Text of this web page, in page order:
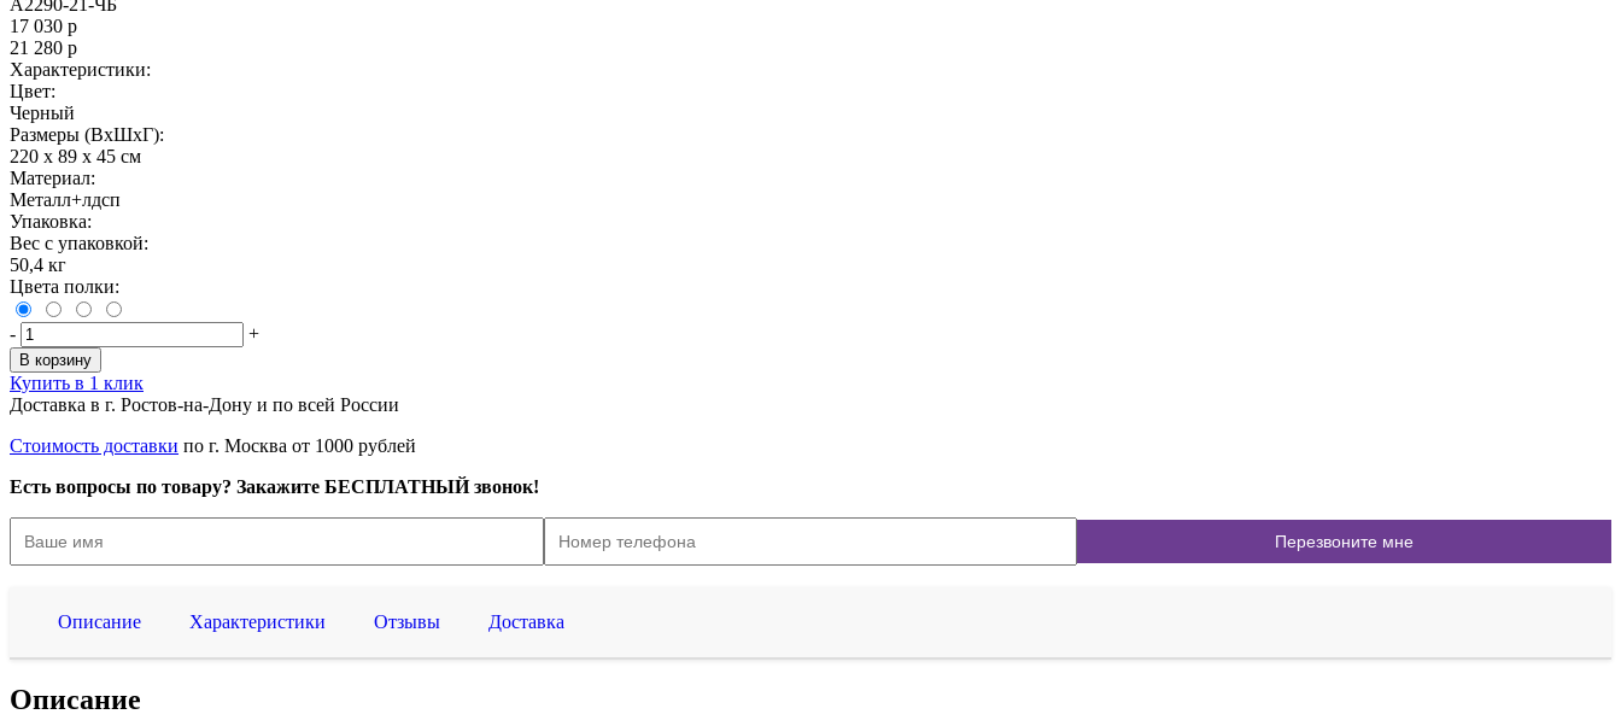
17 030 р
21 280 р
Характеристики:
Цвет:
Черный
Размеры (ВxШxГ):
220 x 89 x 45 см
Материал:
Металл+лдсп
Упаковка:
Вес с упаковкой:
50,4 кг
Цвета полки:
- +
В корзину
Купить в 1 клик
Доставка в г. Ростов-на-Дону и по всей России
Стоимость доставки по г. Москва от 1000 рублей
Есть вопросы по товару? Закажите БЕСПЛАТНЫЙ звонок!
Описание Характеристики Отзывы Доставка
Описание